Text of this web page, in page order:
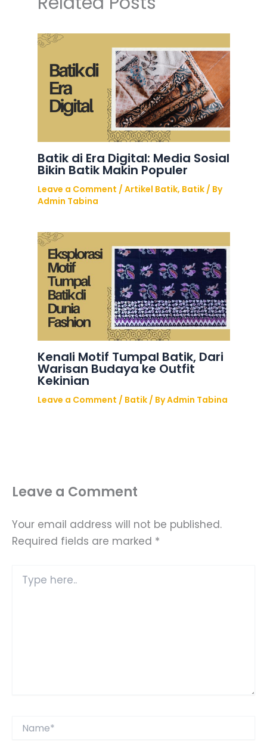
Batik di Era Digital: Media Sosial
Bikin Batik Makin Populer
Leave a Comment /Artikel Batik, Batik/ By
Admin Tabina
Kenali Motif Tumpal Batik, Dari
Warisan Budaya ke Outfit
Kekinian
Leave a Comment / Batik/ ByAdmin Tabina
Leave a Comment
Your email address will not be published.
Required fields are marked *
here..